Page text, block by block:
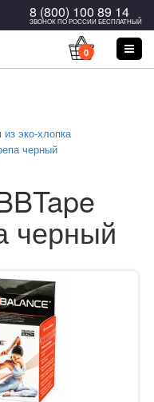
8 (800) 100 89 14
ЗВОНОК ПО РОССИИ БЕСПЛАТНЫЙ
0
эко-хлопка
черный
черный